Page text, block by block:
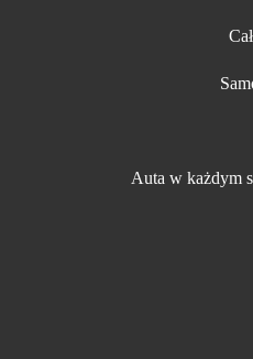
Auta w każdym